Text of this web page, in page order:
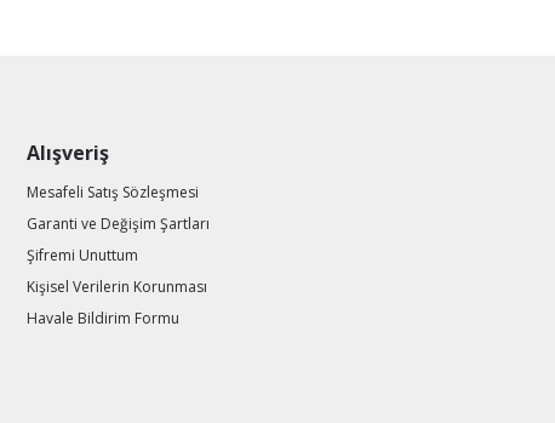
Alışveriş
Mesafeli Satış Sözleşmesi
Garanti ve Değişim Şartları
Şifremi Unuttum
Kişisel Verilerin Korunması
Havale Bildirim Formu